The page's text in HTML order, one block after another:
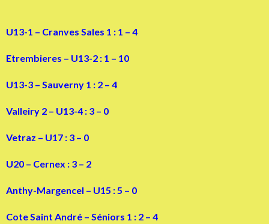
U13-1 – Cranves Sales 1 : 1 – 4
Etrembieres – U13-2 : 1 – 10
U13-3 – Sauverny 1 : 2 – 4
Valleiry 2 – U13-4 : 3 – 0
Vetraz – U17 : 3 – 0
U20 – Cernex : 3 – 2
Anthy-Margencel – U15 : 5 – 0
Cote Saint André – Séniors 1 : 2 – 4